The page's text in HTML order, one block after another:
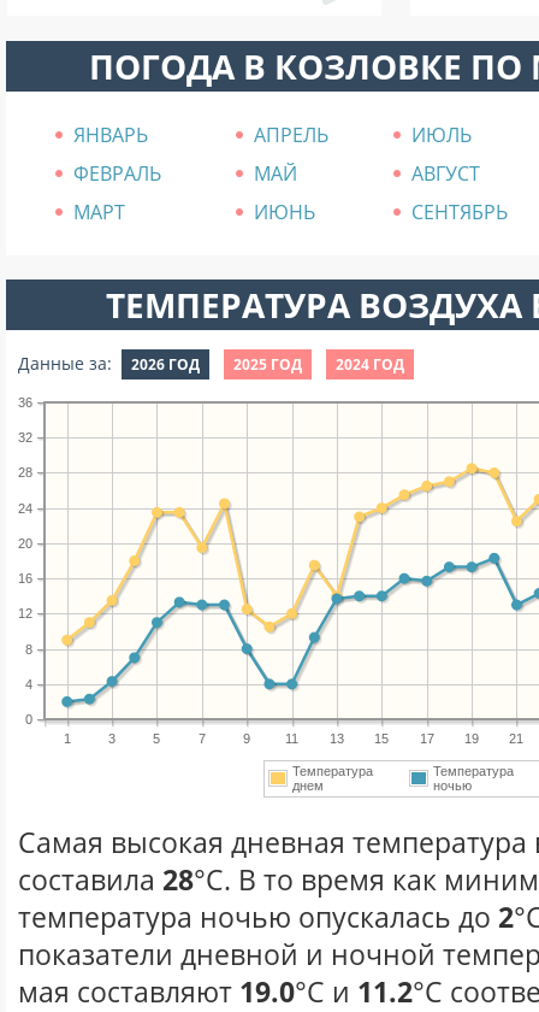
ПОГОДА В КОЗЛОВКЕ
ЯНВАРЬ АПРЕЛЬ
ИЮЛЬ
ФЕВРАЛЬ
МАЙ
АВГУСТ
МАРТ
ИЮНЬ СЕНТЯБРЬ
ТЕМПЕРАТУРА ВОЗДУХА
Данные за: 2026 ГОД 2025 ГОД 2024 ГОД
1 3 5 7 9 11 13 15 17 19 21
0
4
8
12
16
20
24
28
32
36
Температура
днем
Температура
ночью
Самая высокая дневная температура
составила 28°С. В то время как
температура ночью опускалась до 2
показатели дневной и ночной
мая составляют 19.0°С и 11.2°С